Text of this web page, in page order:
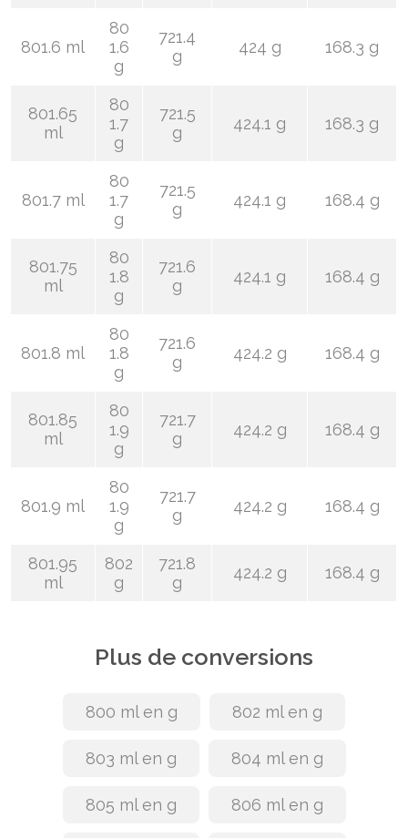
801.6 ml
80
1.6
g
721.4
g
424 g 168.3 g
801.65
ml
80
1.7
g
721.5
g
424.1 g 168.3 g
801.7 ml
80
1.7
g
721.5
g
424.1 g 168.4 g
801.75
ml
80
1.8
g
721.6
g
424.1 g 168.4 g
801.8 ml
80
1.8
g
721.6
g
424.2 g 168.4 g
801.85
ml
80
1.9
g
721.7
g
424.2 g 168.4 g
801.9 ml
80
1.9
g
721.7
g
424.2 g 168.4 g
801.95
ml
802
g
721.8
g
424.2 g 168.4 g
Plus de conversions
800 ml en g 802 ml en g
803 ml en g 804 ml en g
805 ml en g 806 ml en g